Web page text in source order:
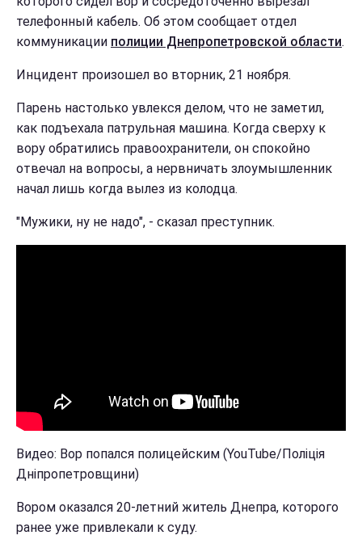
телефонный кабель. Об этом сообщает отдел
коммуникации полиции Днепропетровской области.
Инцидент произошел во вторник, 21 ноября.
Парень настолько увлекся делом, что не заметил,
как подъехала патрульная машина. Когда сверху к
вору обратились правоохранители, он спокойно
отвечал на вопросы, а нервничать злоумышленник
начал лишь когда вылез из колодца.
"Мужики, ну не надо", - сказал преступник.
Видео: Вор попался полицейским (YouTube/Поліція
Дніпропетровщини)
Вором оказался 20-летний житель Днепра, которого
ранее уже привлекали к суду.